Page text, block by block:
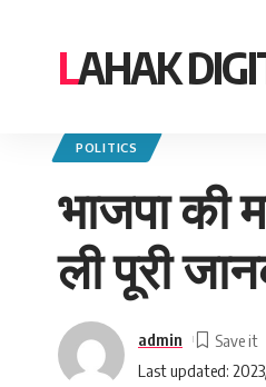
LAHAK
POLITICS
भाजपा की
ली पूरी
Last updated:
admin